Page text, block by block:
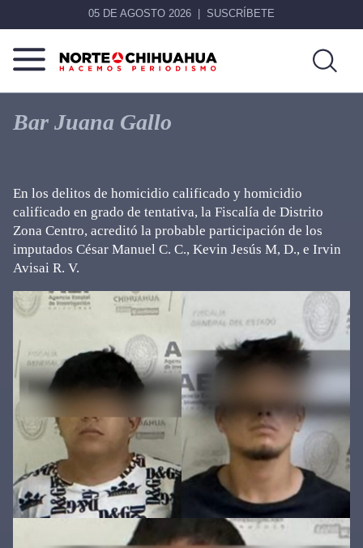
05 DE AGOSTO 2026 SUSCRÍBETE
Norte
De
Chihuahua
Más
que
noticias,
Bar Juana Gallo
En los delitos de homicidio calificado y homicidio
calificado en grado de tentativa, la Fiscalía de Distrito
Zona Centro, acreditó la probable participación de los
imputados César Manuel C. C., Kevin Jesús M, D., e Irvin
Avisai R. V.